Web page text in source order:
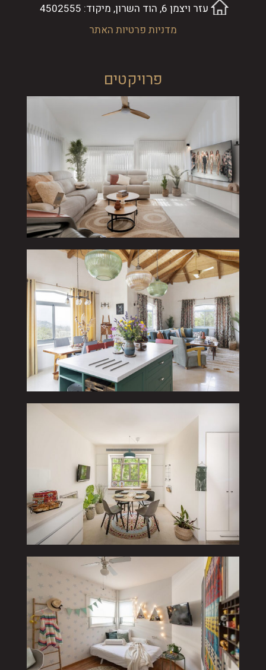
עזר ויצמן 6, הוד השרון, מיקוד: 4502555
מדניות פרטיות האתר
פרויקטים